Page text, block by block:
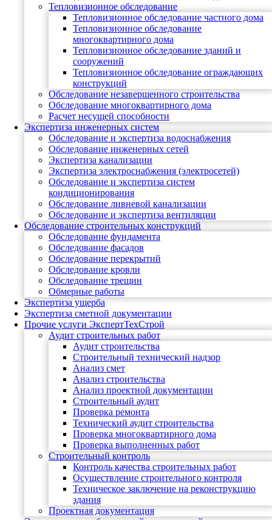
Тепловизионное обследование
Тепловизионное обследование частного дома
Тепловизионное обследование
многоквартирного дома
Тепловизионное обследование зданий и
сооружений
Тепловизионное обследование ограждающих
конструкций
Обследование незавершенного строительства
Обследование многоквартирного дома
Расчет несущей способности
Экспертиза инженерных систем
Обследование и экспертиза водоснабжения
Обследование инженерных сетей
Экспертиза канализации
Экспертиза электроснабжения (электросетей)
Обследование и экспертиза систем
кондиционирования
Обследование ливневой канализации
Обследование и экспертиза вентиляции
Обследование строительных конструкций
Обследование фундамента
Обследование фасадов
Обследование перекрытий
Обследование кровли
Обследование трещин
Обмерные работы
Экспертиза ущерба
Экспертиза сметной документации
Прочие услуги ЭкспертТехСтрой
Аудит строительных работ
Аудит строительства
Строительный технический надзор
Анализ смет
Анализ строительства
Анализ проектной документации
Строительный аудит
Проверка ремонта
Технический аудит строительства
Проверка многоквартирного дома
Проверка выполненных работ
Строительный контроль
Контроль качества строительных работ
Осуществление строительного контроля
Техническое заключение на реконструкцию
здания
Проектная документация